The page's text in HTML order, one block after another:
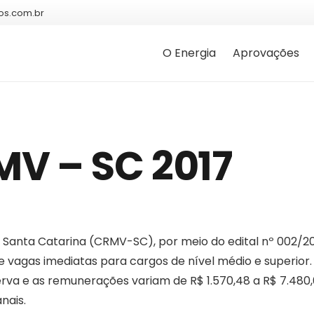
O Energia Aprovações
– SC 2017
Catarina (CRMV-SC), por meio do edital nº 002/
imediatas para cargos de nível médio e superior.
e as remunerações variam de R$ 1.570,48 a R$